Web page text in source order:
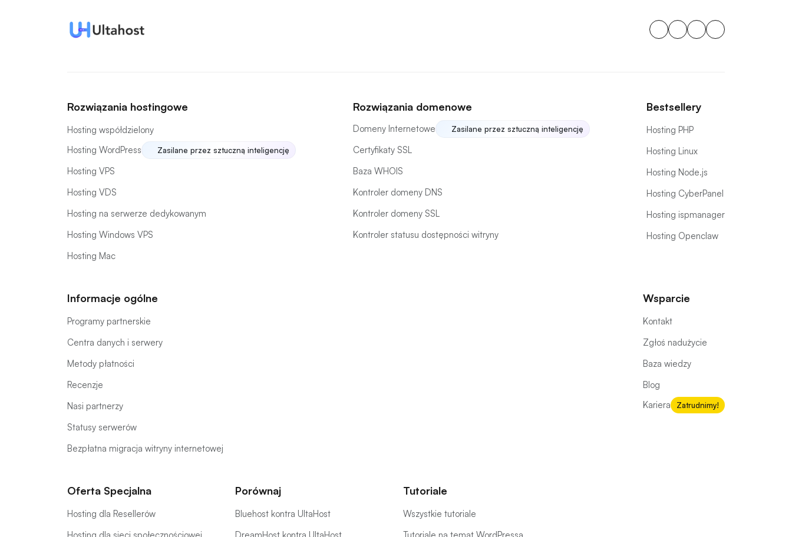
Rozwiązania hostingowe
Hosting współdzielony
Hosting WordPress
Zasilane przez sztuczną inteligencję
Hosting VPS
Hosting VDS
Hosting na serwerze dedykowanym
Hosting Windows VPS
Hosting Mac
Rozwiązania domenowe
Domeny Internetowe Zasilane przez sztuczną inteligencję
Certyfikaty SSL
Baza WHOIS
Kontroler domeny DNS
Kontroler domeny SSL
Kontroler statusu dostępności witryny
Bestsellery
Hosting PHP
Hosting Linux
Hosting Node.js
Hosting CyberPanel
Hosting ispmanager
Hosting Openclaw
Informacje ogólne
Programy partnerskie
Centra danych i serwery
Metody płatności
Recenzje
Nasi partnerzy
Statusy serwerów
Bezpłatna migracja witryny internetowej
Wsparcie
Kontakt
Zgłoś nadużycie
Baza wiedzy
Blog
Kariera
Zatrudnimy!
Oferta Specjalna
Hosting dla Resellerów
Porównaj
Bluehost kontra UltaHost
Tutoriale
Wszystkie tutoriale